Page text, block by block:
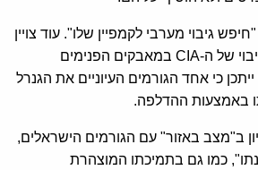
גיבוי מערבי לקמפיין שלו". עוד צויין
כי אביו נהנה בעבר מגיבוי של ה-CIA במאבקים הפנימים
כי אחד הגורמים העיוניים את הגנרל
באמצעות ההדלפה.
ב"מצב באזור" עם הגורמים הישראלים,
כמו גם בתמיכתו המוצהרת